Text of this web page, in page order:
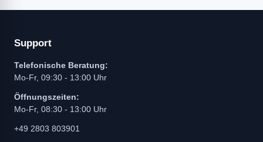
Support
Telefonische Beratung:
Mo-Fr, 09:30 - 13:00 Uhr
Öffnungszeiten:
Mo-Fr, 08:30 - 13:00 Uhr
+49 2803 803901